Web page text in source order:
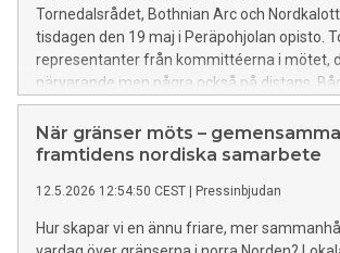
Tornedalsrådet, Bothnian Arc och
tisdagen den 19 maj i Peräpohjolan opisto.
representanter från kommittéerna i mötet,
närvarande men några också på distans.
förtroendevalda och tjänstemän deltog.
med Tornedalsrådets årsmöte 2026 efter
gemensamma mötet. Totalt deltog 24
är också en etablerad praxis som garanterar
möjligheter till deltagande, med hänsyn till
Öppningsseminariet för nordiskt
När gränser möts –
framtidens nordiska samarbete
12.5.2026 12:54:50 CEST | Pressinbjudan
Hur skapar vi en ännu friare, mer